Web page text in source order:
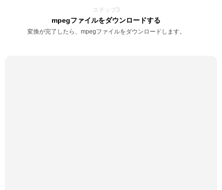
ステップ3
mpegファイルをダウンロードする
変換が完了したら、mpegファイルをダウンロードします。